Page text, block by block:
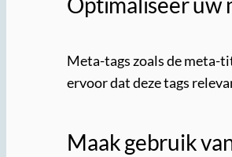
Meta-tags zoals de meta-
ervoor dat deze tags
Maak gebruik